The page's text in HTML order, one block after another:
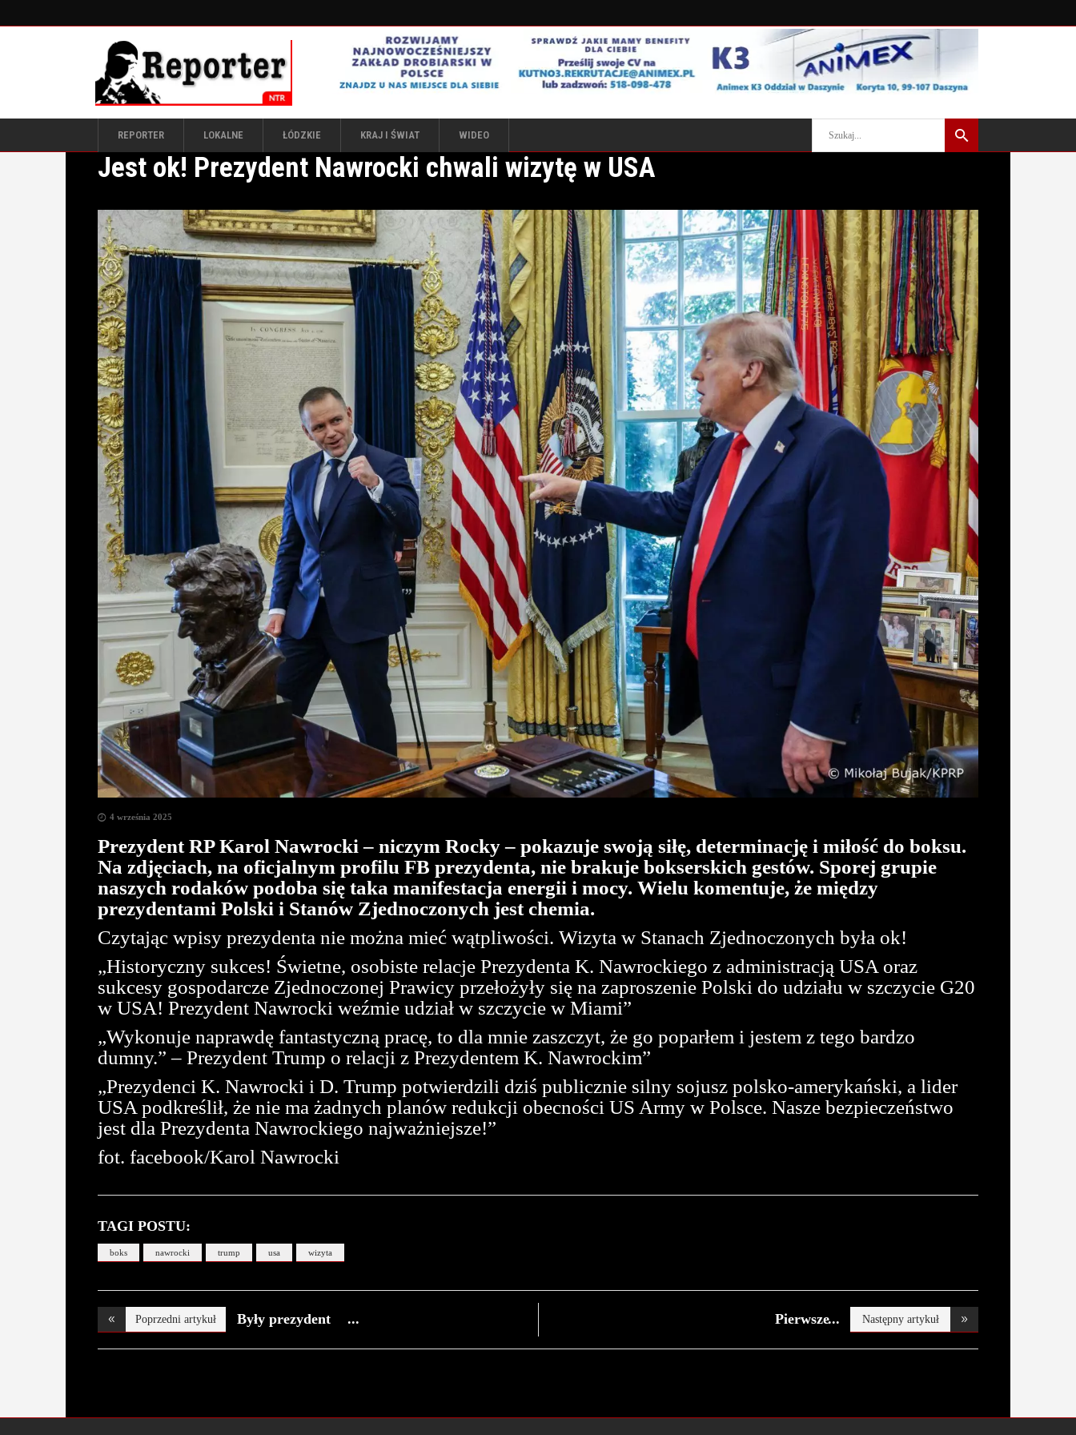
REPORTER LOKALNE ŁÓDZKIE KRAJ I ŚWIAT WIDEO
Jest ok! Prezydent Nawrocki chwali wizytę w USA
4 września 2025
Prezydent RP Karol Nawrocki – niczym Rocky – pokazuje swoją siłę, determinację i miłość do boksu.
Na zdjęciach, na oficjalnym profilu FB prezydenta, nie brakuje bokserskich gestów. Sporej grupie
naszych rodaków podoba się taka manifestacja energii i mocy. Wielu komentuje, że między
prezydentami Polski i Stanów Zjednoczonych jest chemia.
Czytając wpisy prezydenta nie można mieć wątpliwości. Wizyta w Stanach Zjednoczonych była ok!
„Historyczny sukces! Świetne, osobiste relacje Prezydenta K. Nawrockiego z administracją USA oraz
sukcesy gospodarcze Zjednoczonej Prawicy przełożyły się na zaproszenie Polski do udziału w szczycie G20
w USA! Prezydent Nawrocki weźmie udział w szczycie w Miami”
„Wykonuje naprawdę fantastyczną pracę, to dla mnie zaszczyt, że go poparłem i jestem z tego bardzo
dumny.” – Prezydent Trump o relacji z Prezydentem K. Nawrockim”
„Prezydenci K. Nawrocki i D. Trump potwierdzili dziś publicznie silny sojusz polsko-amerykański, a lider
USA podkreślił, że nie ma żadnych planów redukcji obecności US Army w Polsce. Nasze bezpieczeństwo
jest dla Prezydenta Nawrockiego najważniejsze!”
fot. facebook/Karol Nawrocki
TAGI POSTU:
boks nawrocki trump usa wizyta
Poprzedni artykuł
Były prezydent
Pierwsze
Następny artykuł